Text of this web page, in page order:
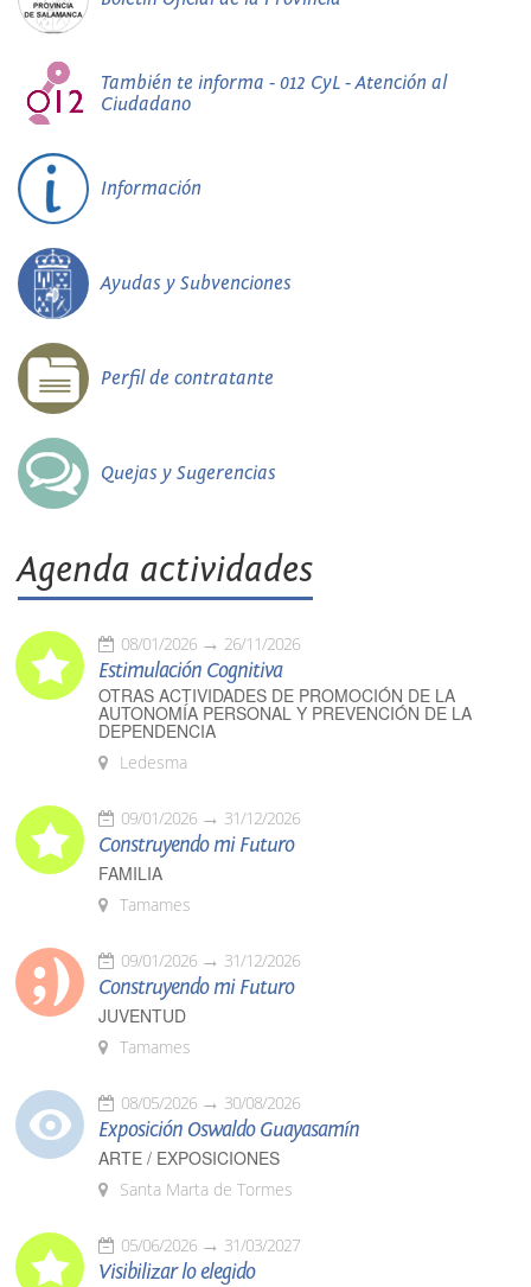
También te informa - 012 CyL - Atención al
Ciudadano
Información
Ayudas y Subvenciones
Perfil de contratante
Quejas y Sugerencias
Agenda actividades
08/01/2026 26/11/2026
Estimulación Cognitiva
OTRAS ACTIVIDADES DE PROMOCIÓN DE LA
AUTONOMÍA PERSONAL Y PREVENCIÓN DE LA
DEPENDENCIA
Ledesma
09/01/2026 31/12/2026
Construyendo mi Futuro
FAMILIA
Tamames
09/01/2026 31/12/2026
Construyendo mi Futuro
JUVENTUD
Tamames
08/05/2026 30/08/2026
Exposición Oswaldo Guayasamín
ARTE / EXPOSICIONES
Santa Marta de Tormes
05/06/2026 31/03/2027
Visibilizar lo elegido